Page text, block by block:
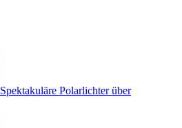
Spektakuläre Polarlichter über